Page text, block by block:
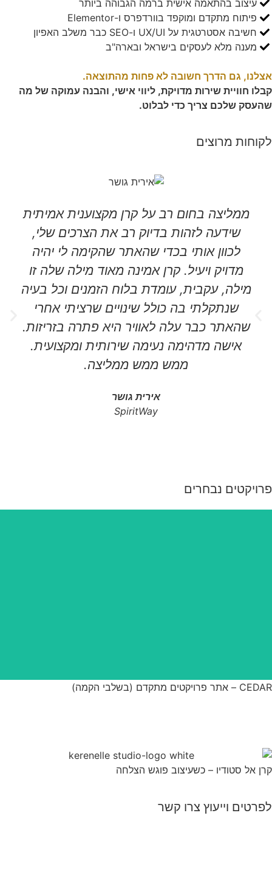
עיצוב בהתאמה אישית ברמה הגבוהה ביותר
פיתוח מתקדם ומוקפד בוורדפרס ו-Elementor
חשיבה אסטרטגית על UX/UI ו-SEO כבר משלב האפיון
מענה מלא לעסקים בישראל ובארה"ב
אצלנו, גם הדרך חשובה לא פחות מהתוצאה.​
קבלו חוויית שירות מדויקת, ליווי אישי, והבנה עמוקה של מה
שהעסק שלכם צריך כדי לבלוט.
לקוחות מרוצים
ממליצה בחום רב על קרן מקצוענית אמיתית
שידעה לזהות בדיוק רב את הצרכים שלי,
לכוון אותי בכדי שהאתר שהקימה לי יהיה
מדויק ויעיל. קרן אמינה מאוד מילה שלה זו
מילה, עקבית, עומדת בלוח הזמנים וכל בעיה
שנתקלתי בה כולל שינויים שרציתי אחרי
שהאתר כבר עלה לאוויר היא פתרה בזריזות.
אישה מדהימה נעימה שירותית ומקצועית.
ממש ממש ממליצה.
אירית גושר
SpiritWay
פרויקטים נבחרים
CEDAR – אתר פרויקטים מתקדם (בשלבי הקמה)
קרן אל סטודיו – כשעיצוב פוגש הצלחה
לפרטים וייעוץ צרו קשר